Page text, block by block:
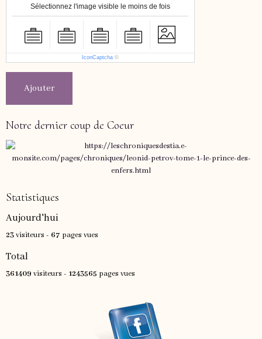
Sélectionnez l'image visible le moins de fois
IconCaptcha ©
Ajouter
Notre dernier coup de Coeur
Statistiques
Aujourd'hui
23visiteurs - 67 pages vues
Total
361409 visiteurs - 1243565 pages vues